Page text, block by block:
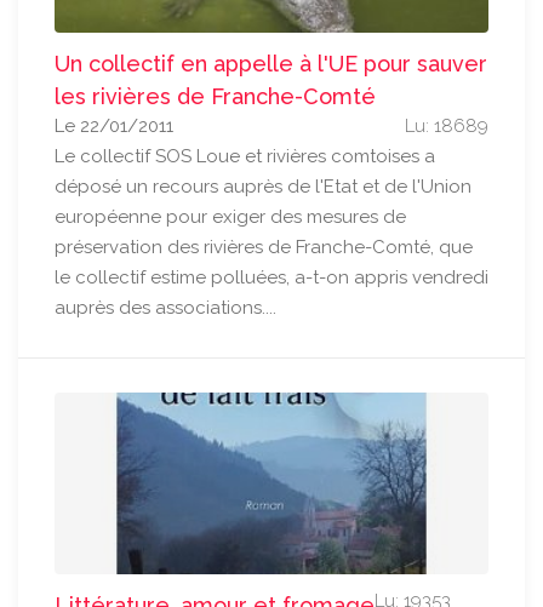
Un collectif en appelle à l'UE pour sauver
les rivières de Franche-Comté
Lu: 18689
Le 22/01/2011
Le collectif SOS Loue et rivières comtoises a
déposé un recours auprès de l'Etat et de l'Union
européenne pour exiger des mesures de
préservation des rivières de Franche-Comté, que
le collectif estime polluées, a-t-on appris vendredi
auprès des associations....
Lu: 19353